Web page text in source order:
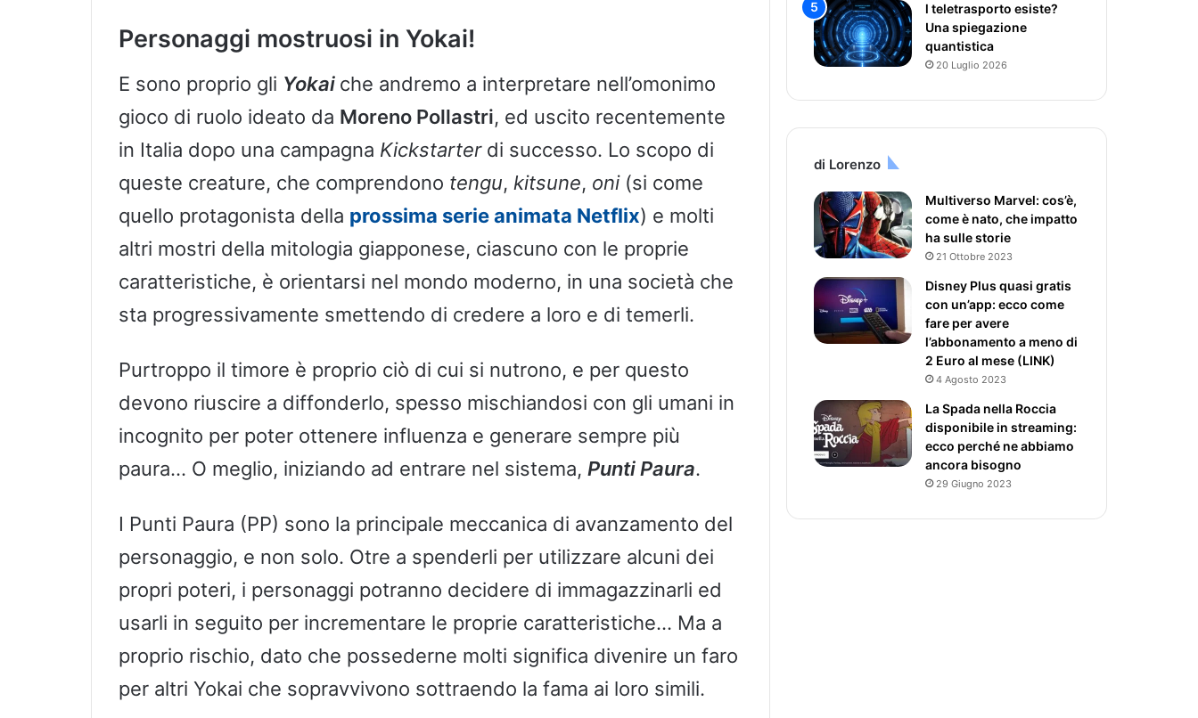
Personaggi mostruosi in Yokai!
E sono proprio gli Yokai che andremo a interpretare nell’omonimo
gioco di ruolo ideato da Moreno Pollastri, ed uscito recentemente
in Italia dopo una campagna Kickstarter di successo. Lo scopo di
queste creature, che comprendono tengu, kitsune, oni (si come
quello protagonista della prossima serie animata Netflix) e molti
altri mostri della mitologia giapponese, ciascuno con le proprie
caratteristiche, è orientarsi nel mondo moderno, in una società che
sta progressivamente smettendo di credere a loro e di temerli.
Purtroppo il timore è proprio ciò di cui si nutrono, e per questo
devono riuscire a diffonderlo, spesso mischiandosi con gli umani in
incognito per poter ottenere influenza e generare sempre più
paura… O meglio, iniziando ad entrare nel sistema, Punti Paura.
I Punti Paura (PP) sono la principale meccanica di avanzamento del
personaggio, e non solo. Otre a spenderli per utilizzare alcuni dei
propri poteri, i personaggi potranno decidere di immagazzinarli ed
usarli in seguito per incrementare le proprie caratteristiche… Ma a
proprio rischio, dato che possederne molti significa divenire un faro
per altri Yokai che sopravvivono sottraendo la fama ai loro simili.
l teletrasporto esiste?
Una spiegazione
quantistica
20 Luglio 2026
di Lorenzo
Multiverso Marvel: cos’è,
come è nato, che impatto
ha sulle storie
21 Ottobre 2023
Disney Plus quasi gratis
con un’app: ecco come
fare per avere
l’abbonamento a meno di
2 Euro al mese (LINK)
4 Agosto 2023
La Spada nella Roccia
disponibile in streaming:
ecco perché ne abbiamo
ancora bisogno
29 Giugno 2023